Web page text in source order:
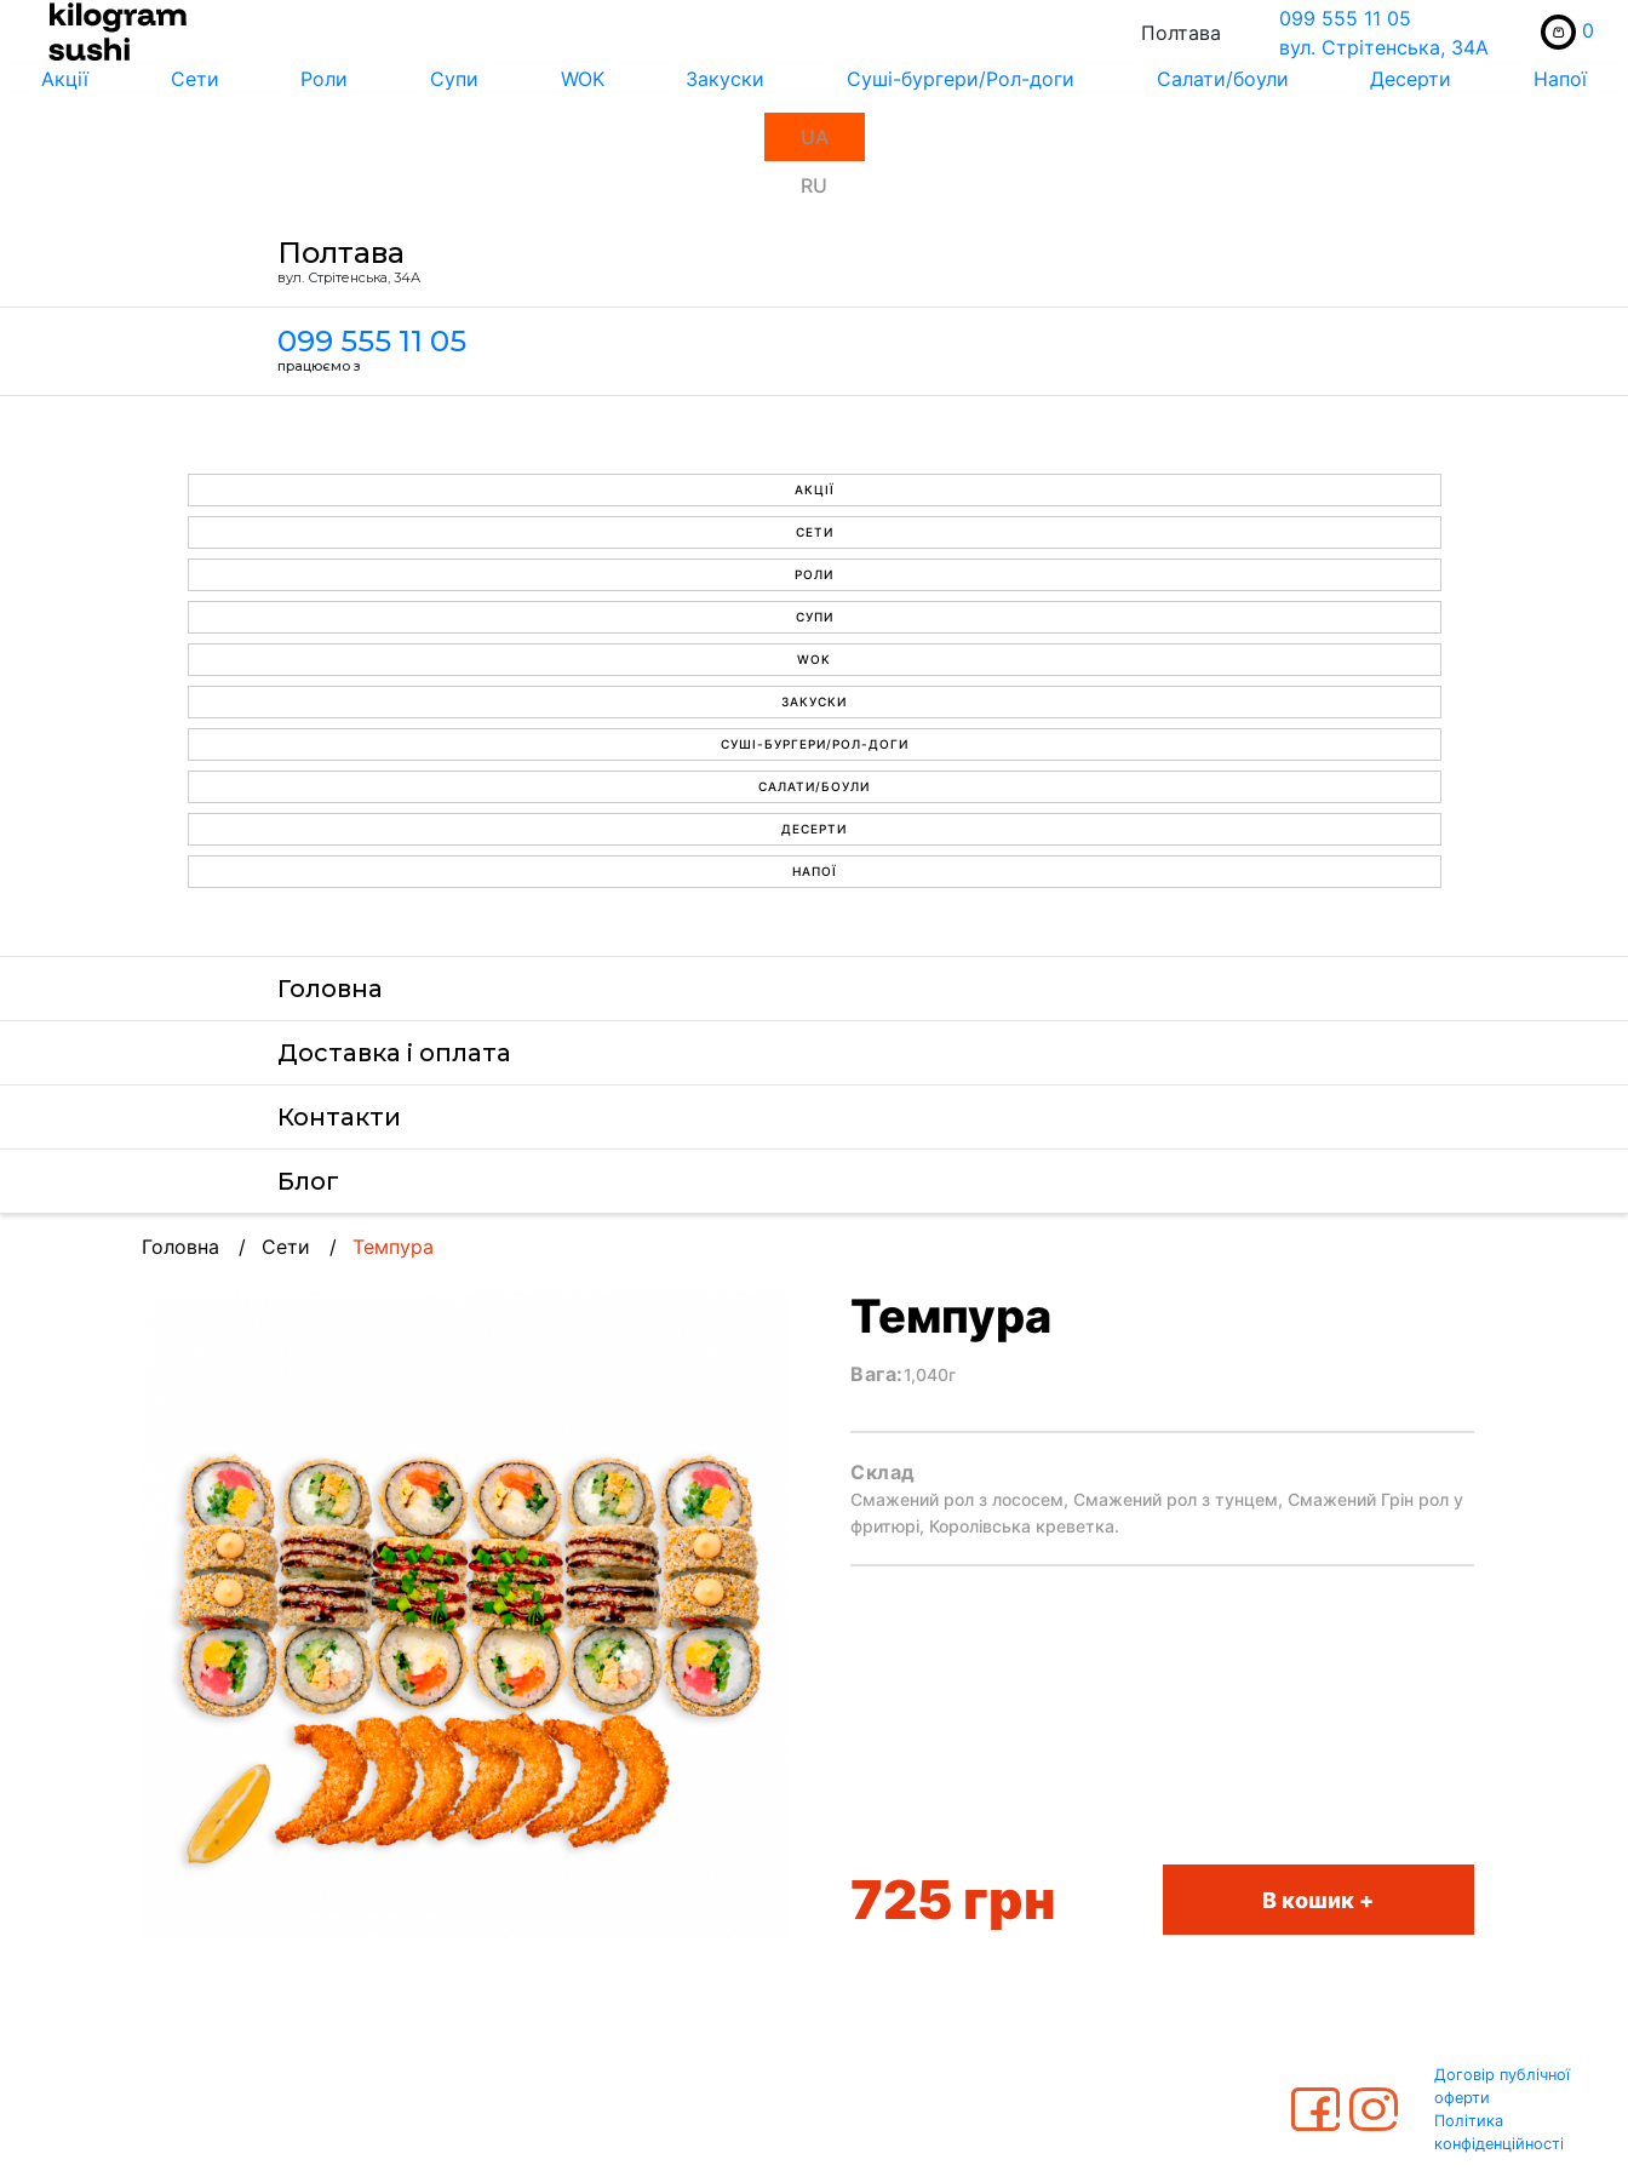
Полтава
099 555 11 05
вул. Стрiтенська, 34А
0
Акції Сети Роли Супи WOK Закуски Суші-бургери/Рол-доги Салати/боули Десерти Напої
UA
RU
Полтава
вул. Стрiтенська, 34А
099 555 11 05
працюємо з
АКЦІЇ
СЕТИ
РОЛИ
СУПИ
WOK
ЗАКУСКИ
СУШІ-БУРГЕРИ/РОЛ-ДОГИ
САЛАТИ/БОУЛИ
ДЕСЕРТИ
НАПОЇ
Головна
Доставка i оплата
Контакти
Блог
Головна Сети Темпура
Темпура
Вага:1,040г
Склад
Смажений рол з лососем, Смажений рол з тунцем, Смажений Грін рол у
фритюрі, Королівська креветка.
725 грн В кошик +
Договір публічної
оферти
Політика
конфіденційності